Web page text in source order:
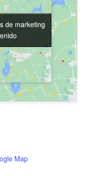
Map
de marketing
de marketing